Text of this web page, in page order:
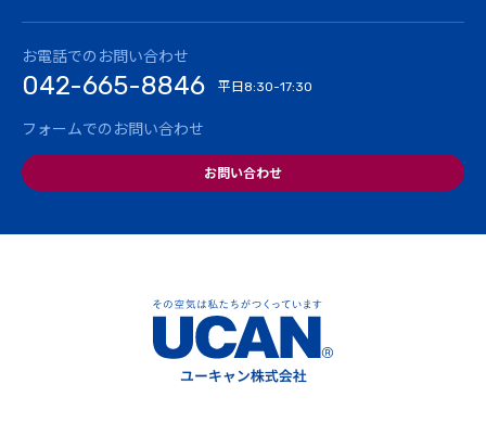
お電話でのお問い合わせ
042-665-8846 平日8:30-17:30
フォームでのお問い合わせ
お問い合わせ